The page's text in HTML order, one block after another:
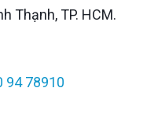
Thạnh, TP. HCM.
94 78910